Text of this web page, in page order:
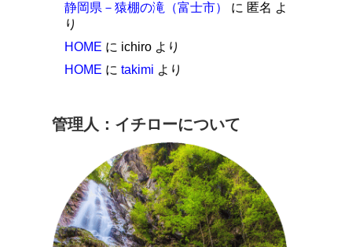
静岡県－猿棚の滝（富士市）
に 匿名 よ
り
HOME に ichiro より
HOME に takimi より
管理人：イチローについて